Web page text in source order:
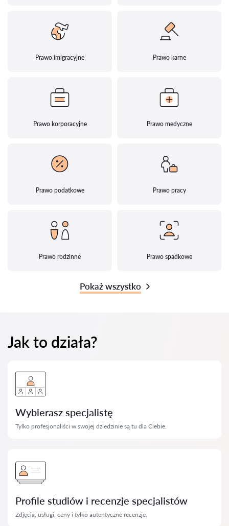
Prawo imigracyjne Prawo karne
Prawo korporacyjne Prawo medyczne
Prawo podatkowe Prawo pracy
Prawo rodzinne Prawo spadkowe
Pokaż wszystko
Jak to działa?
Wybierasz specjalistę
Tylko profesjonaliści w swojej dziedzinie są tu dla Ciebie.
Profile studiów i recenzje specjalistów
Zdjęcia, usługi, ceny i tylko autentyczne recenzje.